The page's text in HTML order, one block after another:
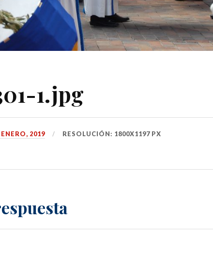
1.jpg
ENERO, 2019 RESOLUCIÓN: 1800X1197 PX